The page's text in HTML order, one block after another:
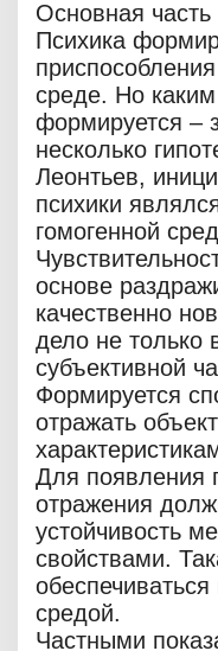
Основная часть
Психика
среде. Но
формируется –
несколько
Леонтьев,
психики
гомогенной
основе
качественно
дело не только
субъективной
Формируется
отражать
Для появления
отражения
устойчивость
свойствами.
средой.
Частными